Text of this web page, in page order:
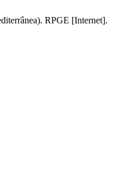
RPGE [Internet].